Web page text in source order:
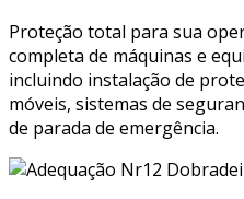
Proteção total para sua
completa de máquinas e
incluindo instalação de
móveis, sistemas de
de parada de emergência.